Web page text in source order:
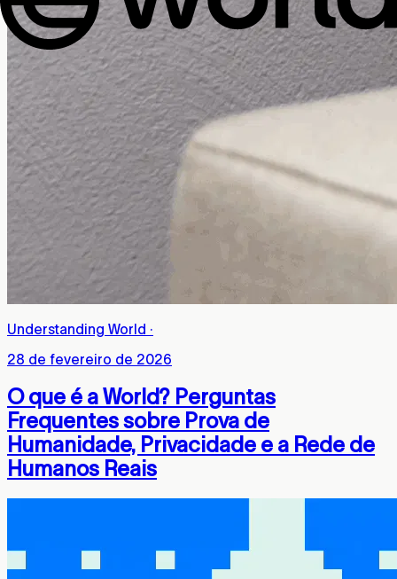
Understanding World ·
28 de fevereiro de 2026
O que é a World? Perguntas
Frequentes sobre Prova de
Humanidade, Privacidade e a Rede de
Humanos Reais